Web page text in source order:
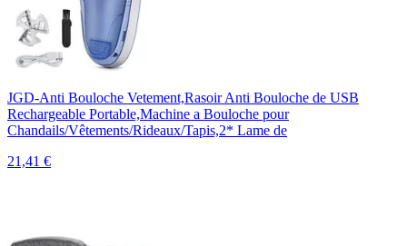
JGD-Anti Bouloche Vetement,Rasoir Anti Bouloche de USB
Rechargeable Portable,Machine a Bouloche pour
Chandails/Vêtements/Rideaux/Tapis,2* Lame de
21,41 €